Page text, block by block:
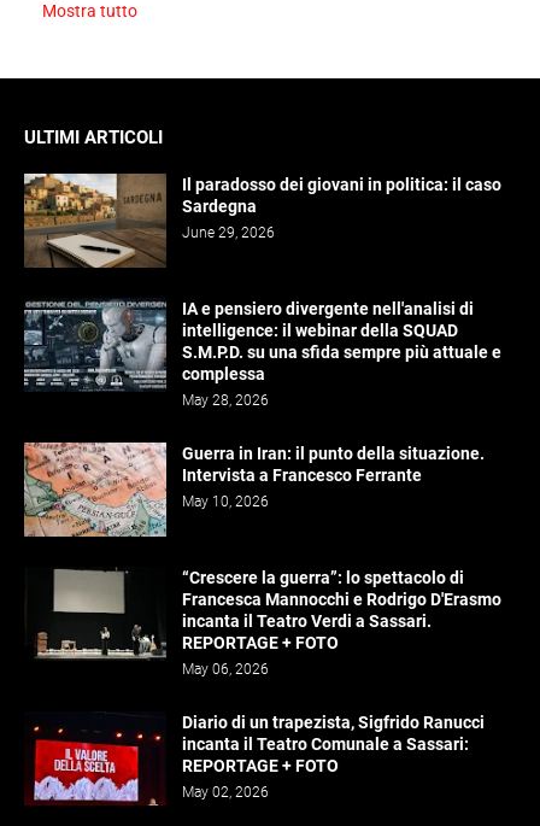
Mostra tutto
ULTIMI ARTICOLI
Il paradosso dei giovani in politica: il caso
Sardegna
June 29, 2026
IA e pensiero divergente nell'analisi di
intelligence: il webinar della SQUAD
S.M.P.D. su una sfida sempre più attuale e
complessa
May 28, 2026
Guerra in Iran: il punto della situazione.
Intervista a Francesco Ferrante
May 10, 2026
“Crescere la guerra”: lo spettacolo di
Francesca Mannocchi e Rodrigo D'Erasmo
incanta il Teatro Verdi a Sassari.
REPORTAGE + FOTO
May 06, 2026
Diario di un trapezista, Sigfrido Ranucci
incanta il Teatro Comunale a Sassari:
REPORTAGE + FOTO
May 02, 2026